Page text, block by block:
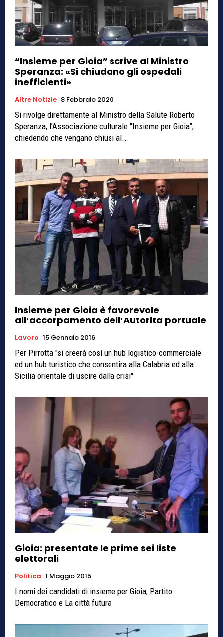
“Insieme per Gioia” scrive al Ministro
Speranza: «Si chiudano gli ospedali
inefficienti»
Altre Notizie 8 Febbraio 2020
Si rivolge direttamente al Ministro della Salute Roberto
Speranza, l’Associazione culturale “Insieme per Gioia”,
chiedendo che vengano chiusi al...
Insieme per Gioia è favorevole
all’accorpamento dell’Autorita portuale
Lavoro 15 Gennaio 2016
Per Pirrotta "si creerà così un hub logistico-commerciale
ed un hub turistico che consentira alla Calabria ed alla
Sicilia orientale di uscire dalla crisi"
Gioia: presentate le prime sei liste
elettorali
Politica 1 Maggio 2015
I nomi dei candidati di insieme per Gioia, Partito
Democratico e La città futura